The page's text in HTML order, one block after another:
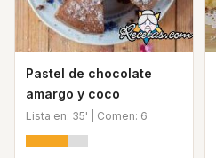
Pastel de chocolate
amargo y coco
Lista en: 35' | Comen: 6